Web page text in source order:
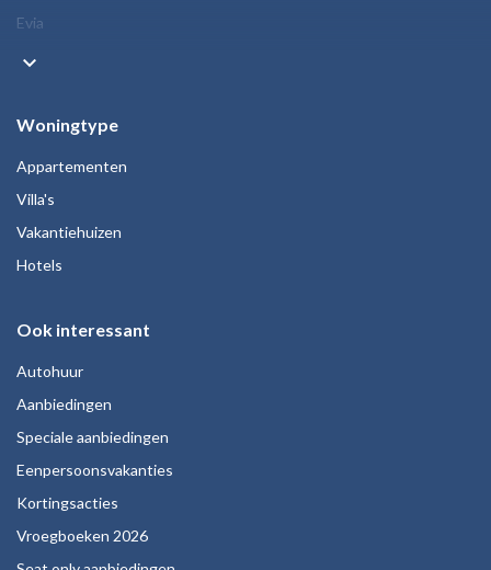
Evia
keyboard_arrow_down
Woningtype
Appartementen
Villa's
Vakantiehuizen
Hotels
Ook interessant
Autohuur
Aanbiedingen
Speciale aanbiedingen
Eenpersoonsvakanties
Kortingsacties
Vroegboeken 2026